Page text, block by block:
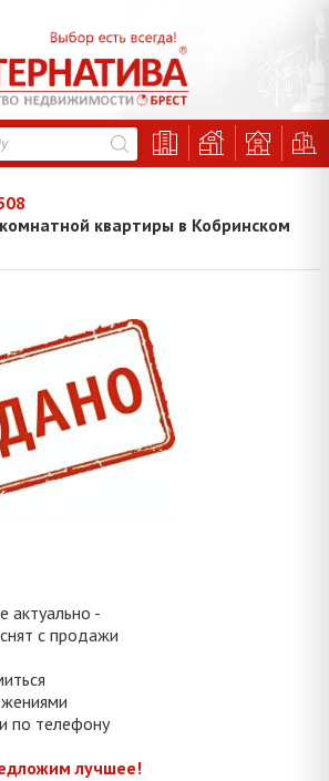
квартиры в Кобринском
актуально -
с продажи
по телефону
лучшее!